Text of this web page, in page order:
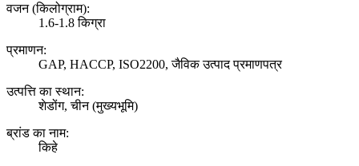
वजन (किलोग्राम):
1.6-1.8 किग्रा
प्रमाणन:
GAP, HACCP, ISO2200, जैविक उत्पाद प्रमाणपत्र
उत्पत्ति का स्थान:
शेडोंग, चीन (मुख्यभूमि)
ब्रांड का नाम:
किहे